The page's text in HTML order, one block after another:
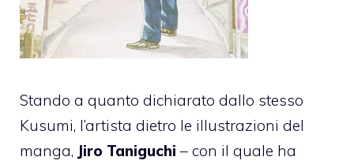
Stando a quanto dichiarato dallo stesso
Kusumi, l’artista dietro le illustrazioni del
manga, Jiro Taniguchi – con il quale ha